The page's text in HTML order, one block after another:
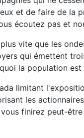
et de faire de la
écoutez pas et
vite que les
qui émettent
la population
limitant
les
finirez peut-